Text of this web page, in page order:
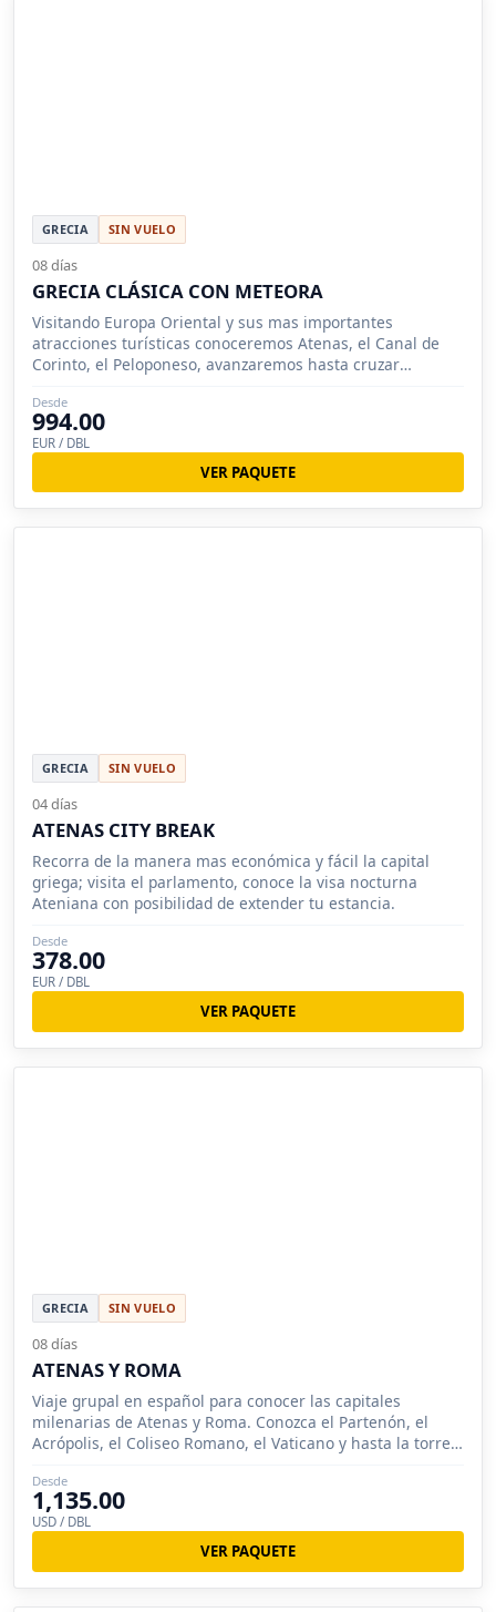
GRECIA SIN VUELO
08 días
GRECIA CLÁSICA CON METEORA
Visitando Europa Oriental y sus mas importantes
atracciones turísticas conoceremos Atenas, el Canal de
Corinto, el Peloponeso, avanzaremos hasta cruzar
Desde
994.00
EUR / DBL
VER PAQUETE
GRECIA SIN VUELO
04 días
ATENAS CITY BREAK
Recorra de la manera mas económica y fácil la capital
griega; visita el parlamento, conoce la visa nocturna
Ateniana con posibilidad de extender tu estancia.
Desde
378.00
EUR / DBL
VER PAQUETE
GRECIA SIN VUELO
08 días
ATENAS Y ROMA
Viaje grupal en español para conocer las capitales
milenarias de Atenas y Roma. Conozca el Partenón, el
Acrópolis, el Coliseo Romano, el Vaticano y hasta la torre
Desde
1,135.00
USD / DBL
VER PAQUETE